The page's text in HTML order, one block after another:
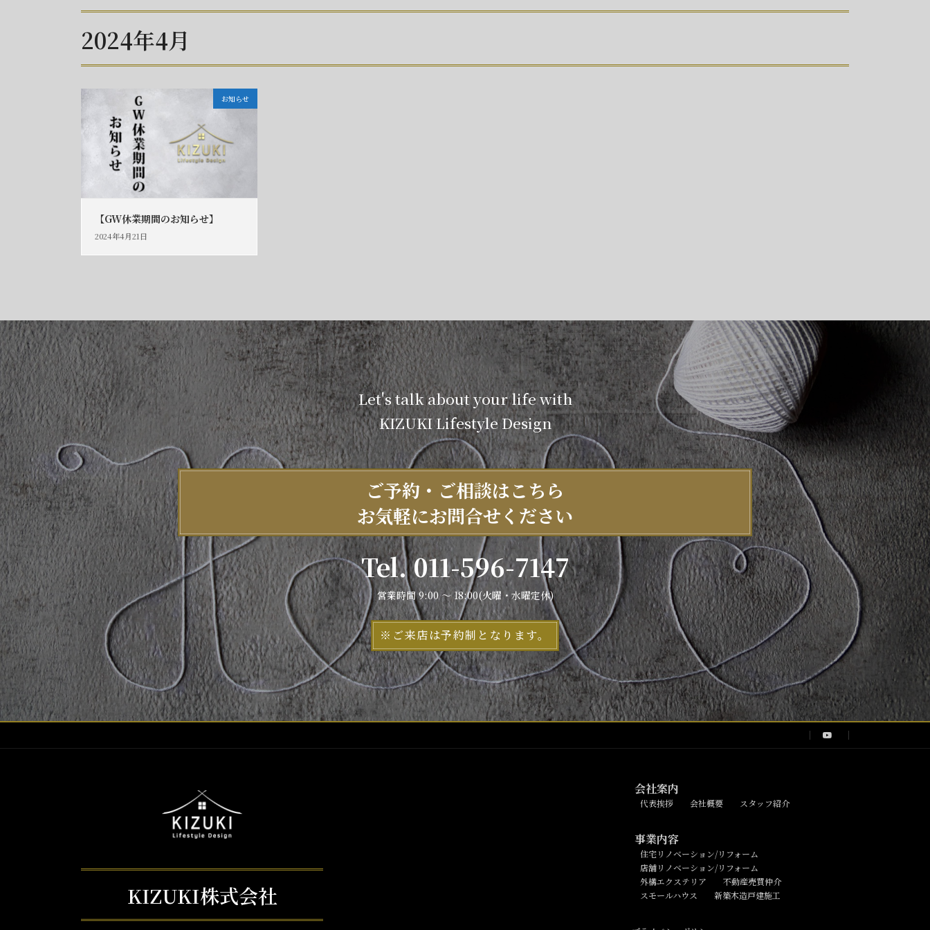
2024年4月
お知らせ
【GW休業期間のお知らせ】
2024年4月21日
Let's talk about your life with
KIZUKI Lifestyle Design
ご予約・ご相談はこちら
お気軽にお問合せください
Tel. 011-596-7147
営業時間 9:00 ～ 18:00(火曜・水曜定休)
※ご来店は予約制となります。
KIZUKI株式会社
会社案内
代表挨拶 会社概要 スタッフ紹介
事業内容
住宅リノベーション/リフォーム
店舗リノベーション/リフォーム
外構エクステリア
不動産売買仲介
スモールハウス
新築木造戸建施工